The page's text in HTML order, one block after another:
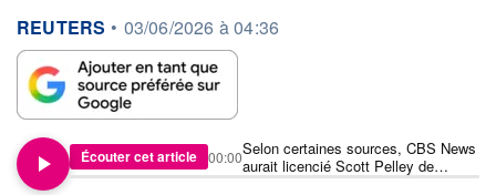
information fournie par
REUTERS • 03/06/2026 à 04:36
Écouter cet article
Selon certaines sources, CBS News
aurait licencié Scott Pelley de
l'émission "60 Minutes"
00:00